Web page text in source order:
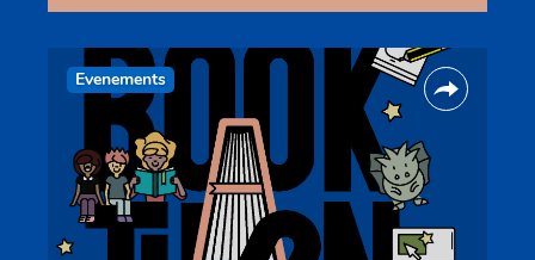
Evenements